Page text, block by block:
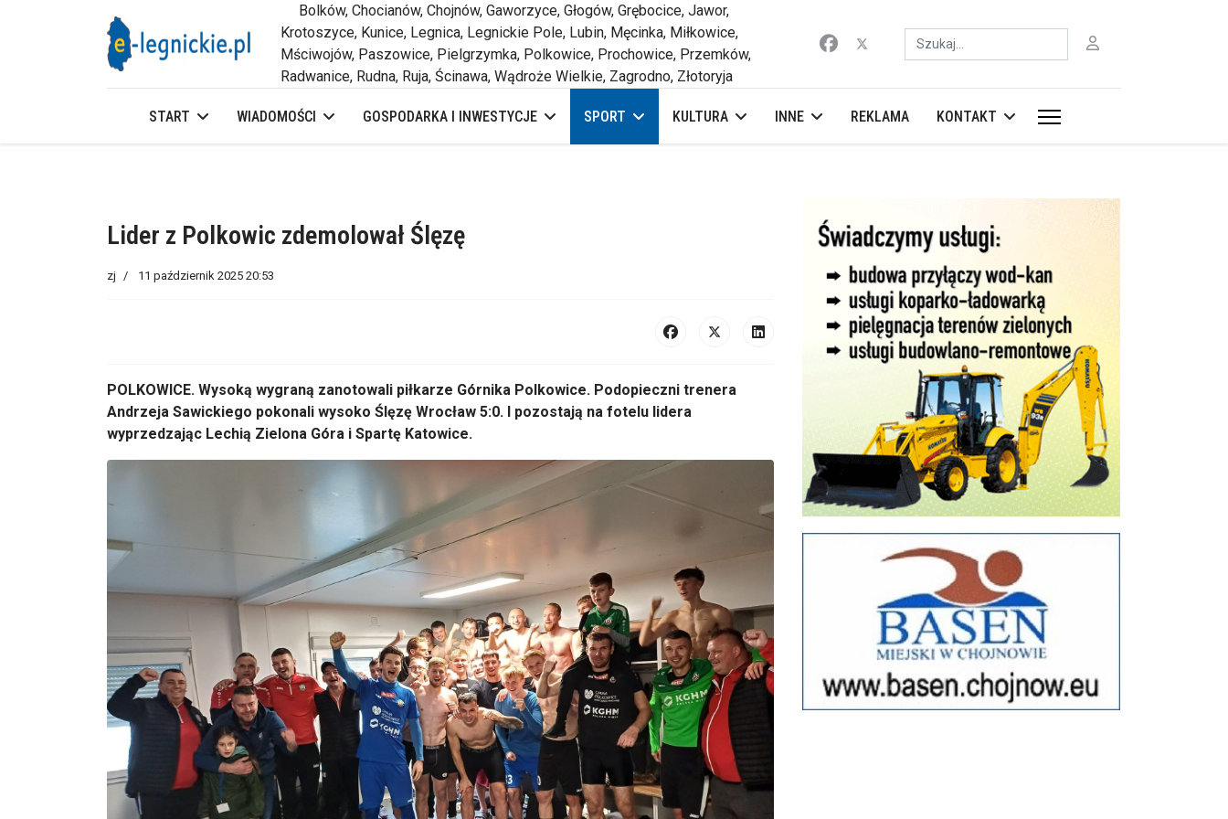
Bolków, Chocianów, Chojnów, Gaworzyce, Głogów, Grębocice, Jawor,
Krotoszyce, Kunice, Legnica, Legnickie Pole, Lubin, Męcinka, Miłkowice,
Mściwojów, Paszowice, Pielgrzymka, Polkowice, Prochowice, Przemków,
Radwanice, Rudna, Ruja, Ścinawa, Wądroże Wielkie, Zagrodno, Złotoryja
Szukaj
START WIADOMOŚCI GOSPODARKA I INWESTYCJE SPORT KULTURA INNE REKLAMA KONTAKT
Lider z Polkowic zdemolował Ślęzę
zj 11 październik 2025 20:53
POLKOWICE. Wysoką wygraną zanotowali piłkarze Górnika Polkowice. Podopieczni trenera
Andrzeja Sawickiego pokonali wysoko Ślęzę Wrocław 5:0. I pozostają na fotelu lidera
wyprzedzając Lechią Zielona Góra i Spartę Katowice.